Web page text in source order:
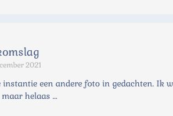
2021
een andere foto in gedachten. Ik
helaas …